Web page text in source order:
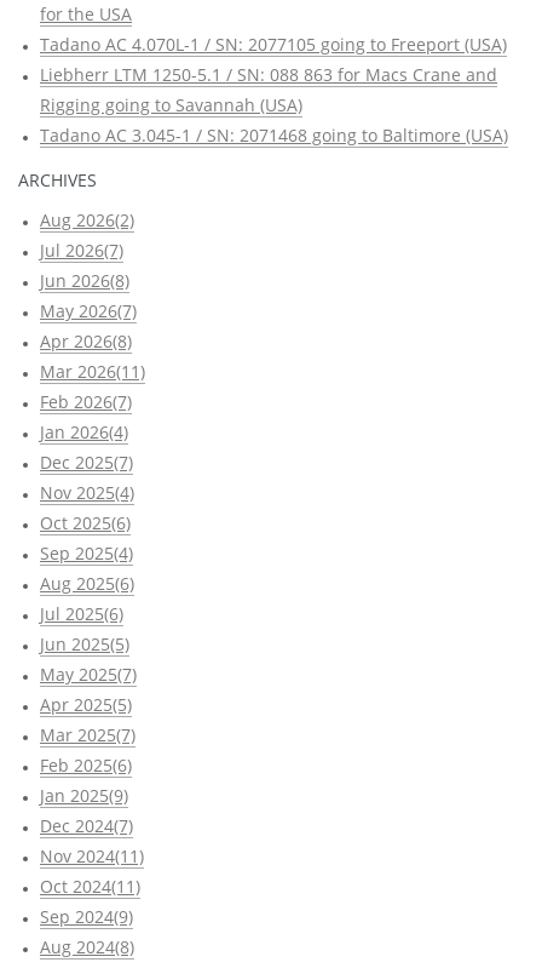
for the USA
Tadano AC 4.070L-1 / SN: 2077105 going to Freeport (USA)
Liebherr LTM 1250-5.1 / SN: 088 863 for Macs Crane and
Rigging going to Savannah (USA)
Tadano AC 3.045-1 / SN: 2071468 going to Baltimore (USA)
ARCHIVES
Aug 2026(2)
Jul 2026(7)
Jun 2026(8)
May 2026(7)
Apr 2026(8)
Mar 2026(11)
Feb 2026(7)
Jan 2026(4)
Dec 2025(7)
Nov 2025(4)
Oct 2025(6)
Sep 2025(4)
Aug 2025(6)
Jul 2025(6)
Jun 2025(5)
May 2025(7)
Apr 2025(5)
Mar 2025(7)
Feb 2025(6)
Jan 2025(9)
Dec 2024(7)
Nov 2024(11)
Oct 2024(11)
Sep 2024(9)
Aug 2024(8)